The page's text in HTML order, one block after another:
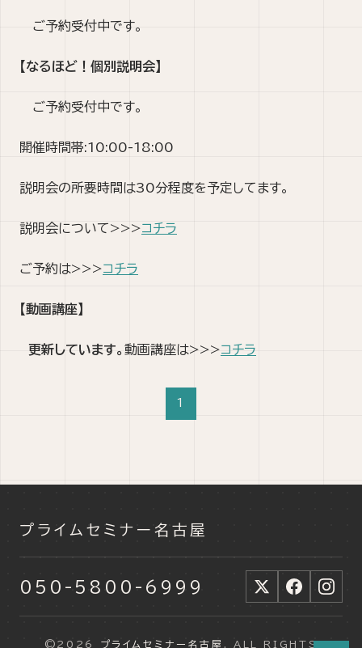
ご予約受付中です。
【なるほど！個別説明会】
ご予約受付中です。
開催時間帯:10:00-18:00
説明会の所要時間は30分程度を予定してます。
説明会について>>>コチラ
ご予約は>>>コチラ
【動画講座】
更新しています。 動画講座は>>>コチラ
1
プライムセミナー名古屋
050-5800-6999
©2026 プライムセミナー名古屋 . ALL RIGHTS